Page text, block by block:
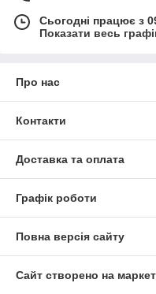
Сьогодні працює з
Показати весь
Про нас
Контакти
Доставка та оплата
Графік роботи
Повна версія сайту
Сайт створено на